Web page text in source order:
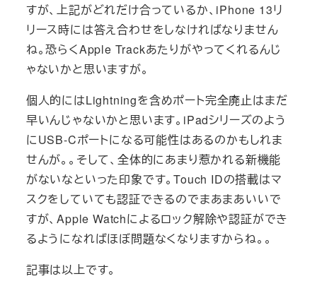
すが、上記がどれだけ合っているか、iPhone 13リ
リース時には答え合わせをしなければなりません
ね。恐らくApple Trackあたりがやってくれるんじ
ゃないかと思いますが。
個人的にはLightningを含めポート完全廃止はまだ
早いんじゃないかと思います。iPadシリーズのよう
にUSB-Cポートになる可能性はあるのかもしれま
せんが。。そして、全体的にあまり惹かれる新機能
がないなといった印象です。Touch IDの搭載はマ
スクをしていても認証できるのでまあまあいいで
すが、Apple Watchによるロック解除や認証ができ
るようになればほぼ問題なくなりますからね。。
記事は以上です。